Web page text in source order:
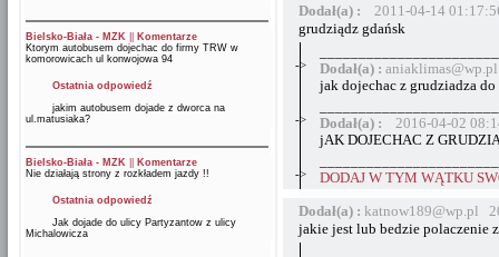
Bielsko-Biała - MZK
Komentarze
Ktorym autobusem dojechac do firmy TRW w
komorowicach ul konwojowa 94
Ostatnia odpowiedź
jakim autobusem dojade z dworca na
ul.matusiaka?
Bielsko-Biała - MZK
Komentarze
Nie działają strony z rozkładem jazdy !!
Ostatnia odpowiedź
Jak dojade do ulicy Partyzantow z ulicy
Michalowicza
Dodał(a) :
2011-04-14
grudziądz gdańsk
->
Dodał(a) :
jak dojechac z grudziadza
->
Dodał(a) :
2016-04-02
jAK DOJECHAC Z
->
DODAJ W TYM WĄTKU
Dodał(a) : katnow189@wp.pl
jakie jest lub bedzie polaczenie